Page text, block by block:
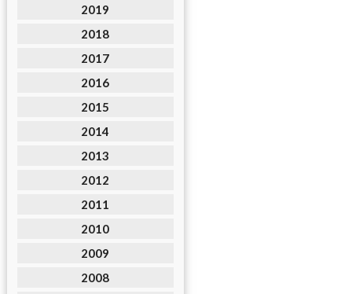
2019
2018
2017
2016
2015
2014
2013
2012
2011
2010
2009
2008